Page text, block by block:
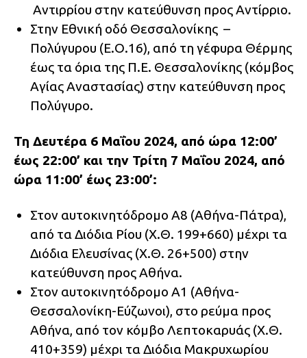
Αντιρρίου στην κατεύθυνση προς Αντίρριο.
Στην Εθνική οδό Θεσσαλονίκης –
Πολύγυρου (Ε.Ο.16), από τη γέφυρα Θέρμης
έως τα όρια της Π.Ε. Θεσσαλονίκης (κόμβος
Αγίας Αναστασίας) στην κατεύθυνση προς
Πολύγυρο.
Τη Δευτέρα 6 Μαΐου 2024, από ώρα 12:00’
έως 22:00’ και την Τρίτη 7 Μαΐου 2024, από
ώρα 11:00’ έως 23:00’:
Στον αυτοκινητόδρομο Α8 (Αθήνα-Πάτρα),
από τα Διόδια Ρίου (Χ.Θ. 199+660) μέχρι τα
Διόδια Ελευσίνας (Χ.Θ. 26+500) στην
κατεύθυνση προς Αθήνα.
Στον αυτοκινητόδρομο Α1 (Αθήνα-
Θεσσαλονίκη-Εύζωνοι), στο ρεύμα προς
Αθήνα, από τον κόμβο Λεπτοκαρυάς (Χ.Θ.
410+359) μέχρι τα Διόδια Μακρυχωρίου